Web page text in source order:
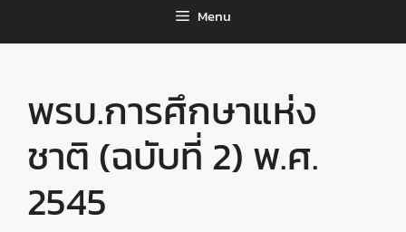
Menu
พรบ.การศึกษาแห่ง
ชาติ (ฉบับที่ 2) พ.ศ.
2545